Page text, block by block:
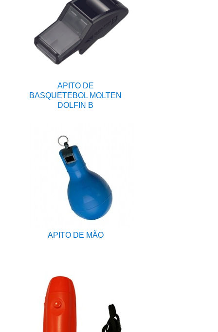
APITO DE
BASQUETEBOL MOLTEN
DOLFIN B
APITO DE MÃO